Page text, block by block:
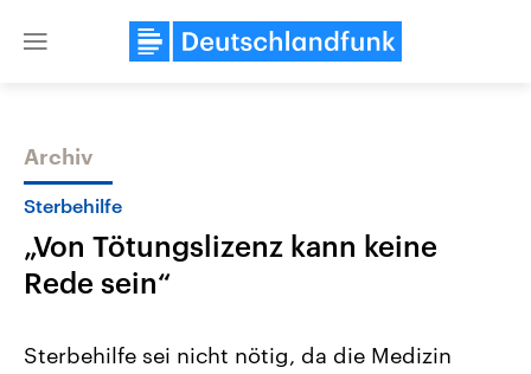
Close
Themen
Archiv
Sterbehilfe
„Von Tötungslizenz kann keine
Rede sein“
Sterbehilfe sei nicht nötig, da die Medizin